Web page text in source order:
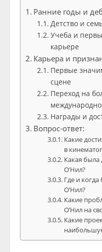
Ранние годы и
Детство и
Учеба и
карьере
Карьера и
Первые
сцене
Переход на
Награды и
Вопрос-ответ:
Какие
в
Какая была
О’Нил?
Где и
О’Нил?
Какие
О’Нил на
Какие